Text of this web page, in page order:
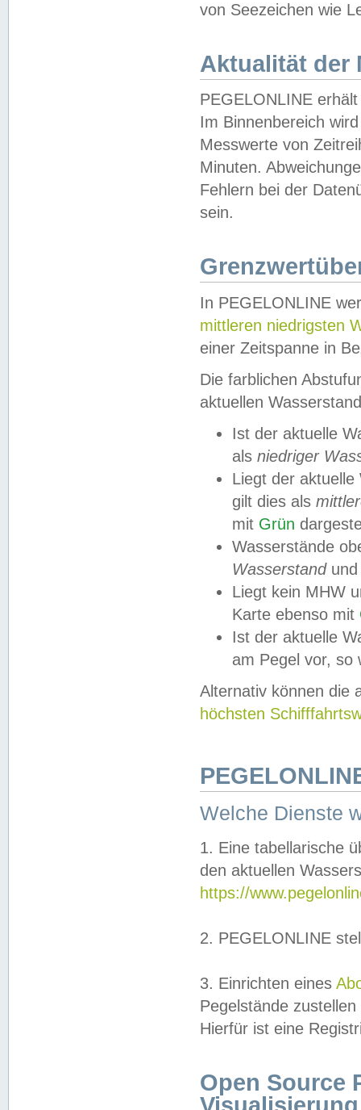
von Seezeichen wie
Aktualität der
PEGELONLINE
Im Binnenbereich
Messwerte von
Minuten.
Fehlern bei der
sein.
In PEGELONLINE
mittleren niedrigsten
einer Zeitspanne in
Die farblichen
aktuellen
Ist der aktuelle
als niedriger
Liegt der
gilt dies als
mit Grün
Wasserstände
Wasserstandund
Liegt kein MHW
Karte ebenso mit
Ist der aktuelle
am Pegel vor,
Alternativ können die
höchsten
Welche Dienste
1. Eine tabellarische
den aktuellen
https://
2. PEGELONLINE
3. Einrichten eines
Pegelstände
Hierfür ist eine
Open Source